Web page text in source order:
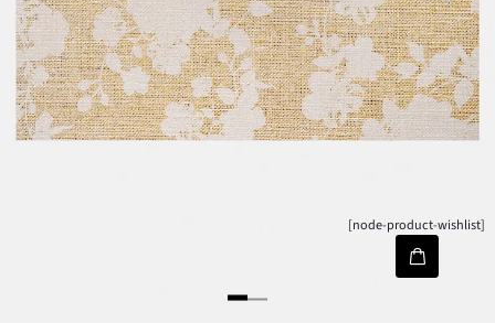
[node-product-wishlist]